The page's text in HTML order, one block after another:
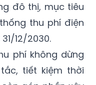
đô thị, mục tiêu
thu phí điện
12/2030.
phí không dừng
tiết kiệm thời